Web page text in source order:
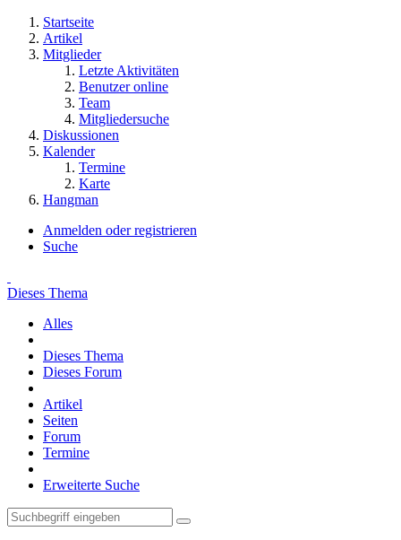
Startseite
Artikel
Mitglieder
Letzte Aktivitäten
Benutzer online
Team
Mitgliedersuche
Diskussionen
Kalender
Termine
Karte
Hangman
Anmelden oder registrieren
Suche
Dieses Thema
Alles
Dieses Thema
Dieses Forum
Artikel
Seiten
Forum
Termine
Erweiterte Suche